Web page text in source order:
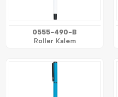
0555-490-B
Roller Kalem